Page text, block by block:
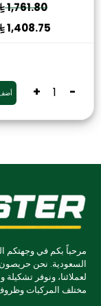
1,761.80
1,408.75
-
+
مرحباً بكم في وجهتكم
السعودية. نحن
لعملائنا، ونوفر
مختلف المركبات